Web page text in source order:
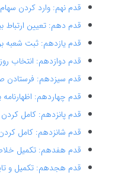
قدم نهم: وارد کردن
قدم دهم: تعیین
قدم یازدهم: ثبت شعبه
قدم دوازدهم: انتخاب
قدم سیزدهم:
قدم چهاردهم: اظهارنامه
قدم پانزدهم: کامل کردن
قدم شانزدهم: کامل
قدم هفدهم: تکمیل
قدم هجدهم: تکمیل و